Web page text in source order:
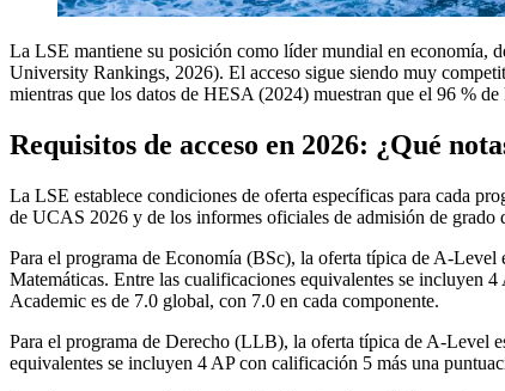
La LSE mantiene su posición como líder mundial en economía,
University Rankings, 2026). El acceso sigue siendo muy
mientras que los datos de HESA (2024) muestran que el 96 %
Requisitos de acceso en 2026: ¿Qué
La LSE establece condiciones de oferta específicas para cada
de UCAS 2026 y de los informes oficiales de admisión de grado
Para el programa de Economía (BSc), la oferta típica de A-Level
Matemáticas. Entre las cualificaciones equivalentes se
Academic es de 7.0 global, con 7.0 en cada componente.
Para el programa de Derecho (LLB), la oferta típica de A-Level
equivalentes se incluyen 4 AP con calificación 5 más una